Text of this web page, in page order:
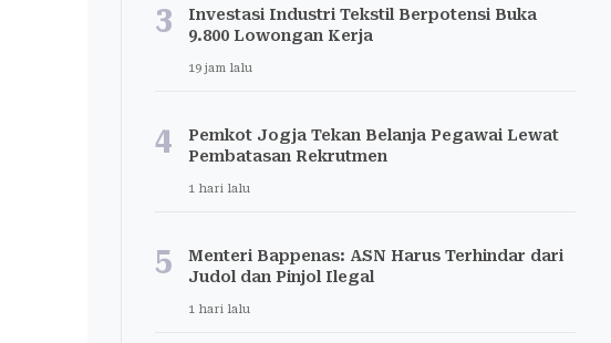
3
Investasi Industri Tekstil Berpotensi Buka
9.800 Lowongan Kerja
19 jam lalu
4
Pemkot Jogja Tekan Belanja Pegawai Lewat
Pembatasan Rekrutmen
1 hari lalu
5
Menteri Bappenas: ASN Harus Terhindar dari
Judol dan Pinjol Ilegal
1 hari lalu